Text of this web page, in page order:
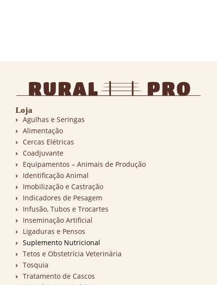
Loja
Agulhas e Seringas
Alimentação
Cercas Elétricas
Coadjuvante
Equipamentos – Animais de Produção
Identificação Animal
Imobilização e Castração
Indicadores de Pesagem
Infusão, Tubos e Trocartes
Inseminação Artificial
Ligaduras e Pensos
Suplemento Nutricional
Tetos e Obstetrícia Veterinária
Tosquia
Tratamento de Cascos